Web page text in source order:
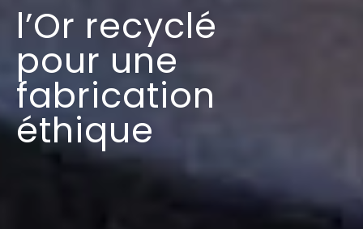
l’Or recyclé
pour une
fabrication
éthique